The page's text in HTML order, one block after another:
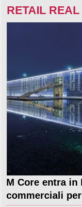
RETAIL REAL
M Core entra
commerciali